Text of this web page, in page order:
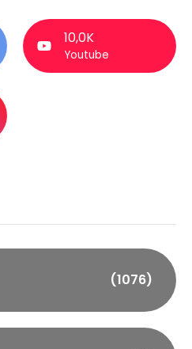
10,0K
Youtube
(1076)